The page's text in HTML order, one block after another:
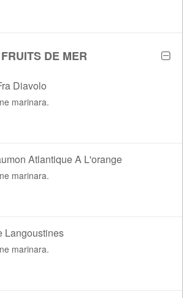
DE MER
Diavolo
marinara.
Atlantique A L'orange
marinara.
Langoustines
marinara.